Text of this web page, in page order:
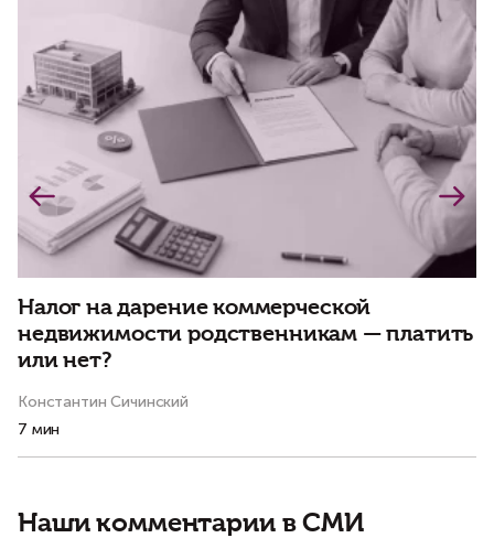
Налог на дарение коммерческой
недвижимости родственникам — платить
или нет?
Константин Сичинский
7 мин
Наши комментарии в СМИ